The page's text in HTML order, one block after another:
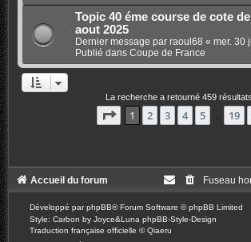
Topic 40 éme course de cote
aout 2025
Dernier message par raoul68 « mer. 30
Publié dans Coupe de France
La recherche a retourné 459 résultats
Page 1sur19
1 2 3 4 5 19
Accueil du forum Fuseau
Développé parphpBB® Forum Software © phpBB Limited
Style: Carbon by Joyce&Luna phpBB-Style-Design
Traduction française officielle ©Qiaeru